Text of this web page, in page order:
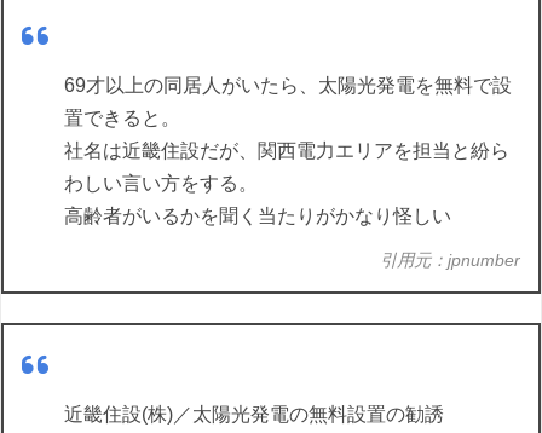
69才以上の同居人がいたら、太陽光発電を無料で設
置できると。
社名は近畿住設だが、関西電力エリアを担当と紛ら
わしい言い方をする。
高齢者がいるかを聞く当たりがかなり怪しい
引用元：jpnumber
近畿住設(株)／太陽光発電の無料設置の勧誘